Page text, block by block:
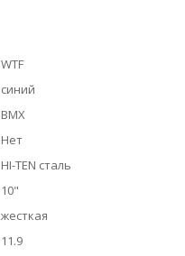
WTF
синий
BMX
Нет
HI-TEN сталь
10"
жесткая
11.9